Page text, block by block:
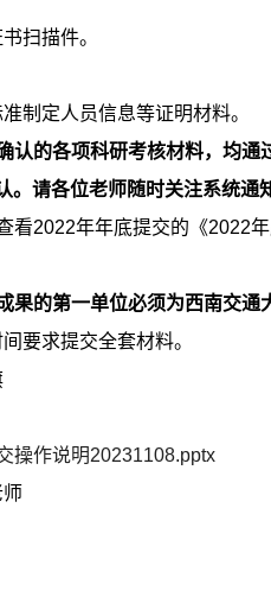
扫描件。
制定人员信息等证明材料。
认的各项科研考核材料，均
。请各位老师随时关注系统通
看2022年年底提交的《2022
果的第一单位必须为西南交通
要求提交全套材料。
操作说明20231108.pptx